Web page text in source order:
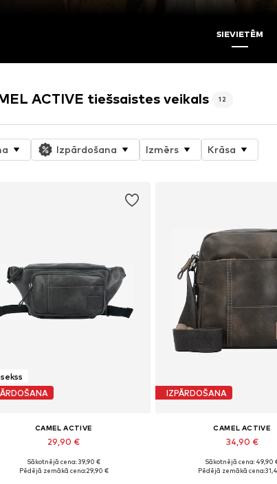
SIEVIETĒM
ACTIVE tiešsaistes veikals 12
Izpārdošana Izmērs Krāsa
CAMEL ACTIVE
29,90 €
Pieejamie izmēri: One Size
Sākotnējā cena: 39,90 €
Pēdējā zemākā cena:29,90 €
IZPĀRDOŠANA
CAMEL ACTIVE
34,90 €
Pieejamie izmēri: One
Sākotnējā cena: 49,90
Pēdējā zemākā cena: